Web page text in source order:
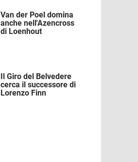
Van der Poel domina
anche nell'Azencross
di Loenhout
Il Giro del Belvedere
cerca il successore di
Lorenzo Finn